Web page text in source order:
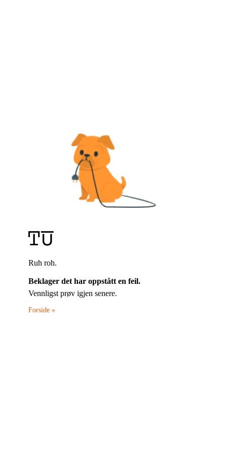
Ruh roh.
Beklager det har oppstått en feil.
Vennligst prøv igjen senere.
Forside »